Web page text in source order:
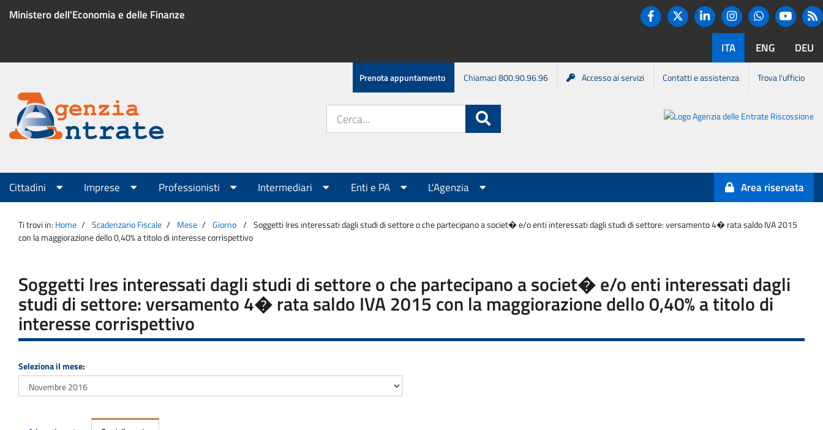
Ministero dell'Economia e delle Finanze
Twitter
LinkedinInstagram
ITA ENG DEU
Menu
servizio
Prenota appuntamento Chiamaci 800.90.96.96 Accesso ai servizi Contatti e assistenza Trova l'ufficio
Agenzia
Entrate
sito:
Agenzia
Entrate-
Riscossione
Menu
principale
Cittadini Imprese Professionisti Intermediari Enti e PA L'Agenzia Area riservata
Ti trovi in: Home Scadenzario Fiscale Mese Giorno
Soggetti Ires interessati dagli studi di settore o che partecipano a societ� e/o enti interessati dagli studi di settore: versamento 4� rata saldo IVA 2015
con la maggiorazione dello 0,40% a titolo di interesse corrispettivo
Soggetti Ires interessati dagli studi di settore o che partecipano a societ� e/o enti interessati dagli
studi di settore: versamento 4� rata saldo IVA 2015 con la maggiorazione dello 0,40% a titolo di
interesse corrispettivo
Seleziona il mese: